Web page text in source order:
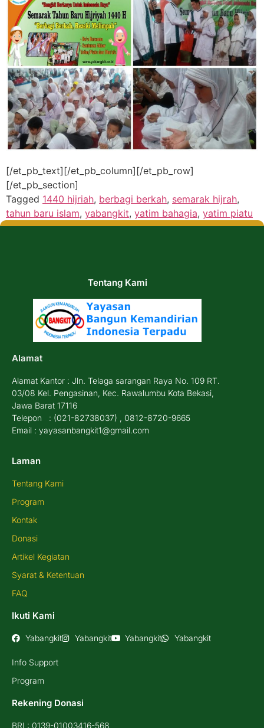
[/et_pb_text][/et_pb_column][/et_pb_row]
[/et_pb_section]
Tagged 1440 hijriah, berbagi berkah, semarak hijrah,
tahun baru islam, yabangkit, yatim bahagia, yatim piatu
Tentang Kami
Alamat
Alamat Kantor : Jln. Telaga sarangan Raya No. 109 RT.
03/08 Kel. Pengasinan, Kec. Rawalumbu Kota Bekasi,
Jawa Barat 17116
Telepon : (021-82738037) , 0812-8720-9665
Email : yayasanbangkit1@gmail.com
Laman
Tentang Kami
Program
Kontak
Donasi
Artikel Kegiatan
Syarat & Ketentuan
FAQ
Ikuti Kami
Yabangkit Yabangkit Yabangkit Yabangkit
Info Support
Program
Rekening Donasi
BRI : 0139-01003416-568